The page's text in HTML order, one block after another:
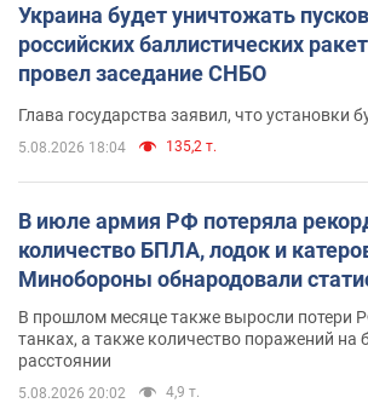
Украина будет уничтожать
российских баллистических
провел заседание СНБО
Глава государства заявил, что установки
5.08.2026 18:04 135,2 т.
В июле армия РФ потеряла
количество БПЛА, лодок и
Минобороны обнародовали
В прошлом месяце также выросли потери
танках, а также количество поражений на
расстоянии
5.08.2026 20:02 4,9 т.